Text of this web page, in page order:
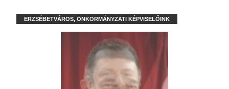
ERZSÉBETVÁROS, ÖNKORMÁNYZATI KÉPVISELŐINK